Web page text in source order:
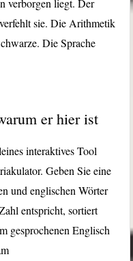
verborgen liegt. Der
sie. Die Arithmetik
Die Sprache
er hier ist
interaktives Tool
Geben Sie eine
und englischen Wörter
entspricht, sortiert
gesprochenen Englisch